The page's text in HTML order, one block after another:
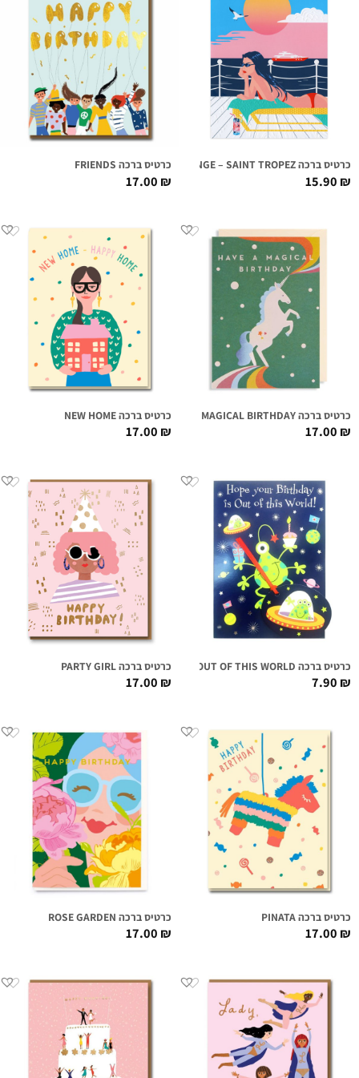
כרטיס ברכה FIRST CLASS LOUNGE – SAINT TROPEZ
15.90₪
כרטיס ברכה FRIENDS
17.00₪
כרטיס ברכה HAVE A MAGICAL BIRTHDAY
17.00₪
כרטיס ברכה NEW HOME
17.00₪
כרטיס ברכה OUT OF THIS WORLD
7.90₪
כרטיס ברכה PARTY GIRL
17.00₪
כרטיס ברכה PINATA
17.00₪
כרטיס ברכה ROSE GARDEN
17.00₪